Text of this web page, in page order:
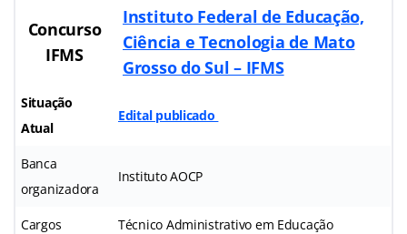
Concurso
IFMS
Instituto Federal de Educação,
Ciência e Tecnologia de Mato
Grosso do Sul – IFMS
Situação
Atual
Edital publicado
Banca
organizadora
Instituto AOCP
Cargos Técnico Administrativo em Educação